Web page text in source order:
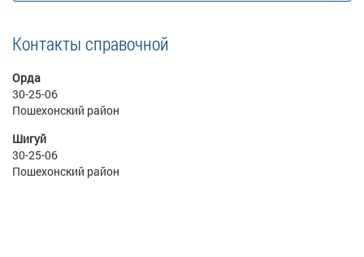
Контакты справочной
Орда
30-25-06
Пошехонский район
Шигуй
30-25-06
Пошехонский район